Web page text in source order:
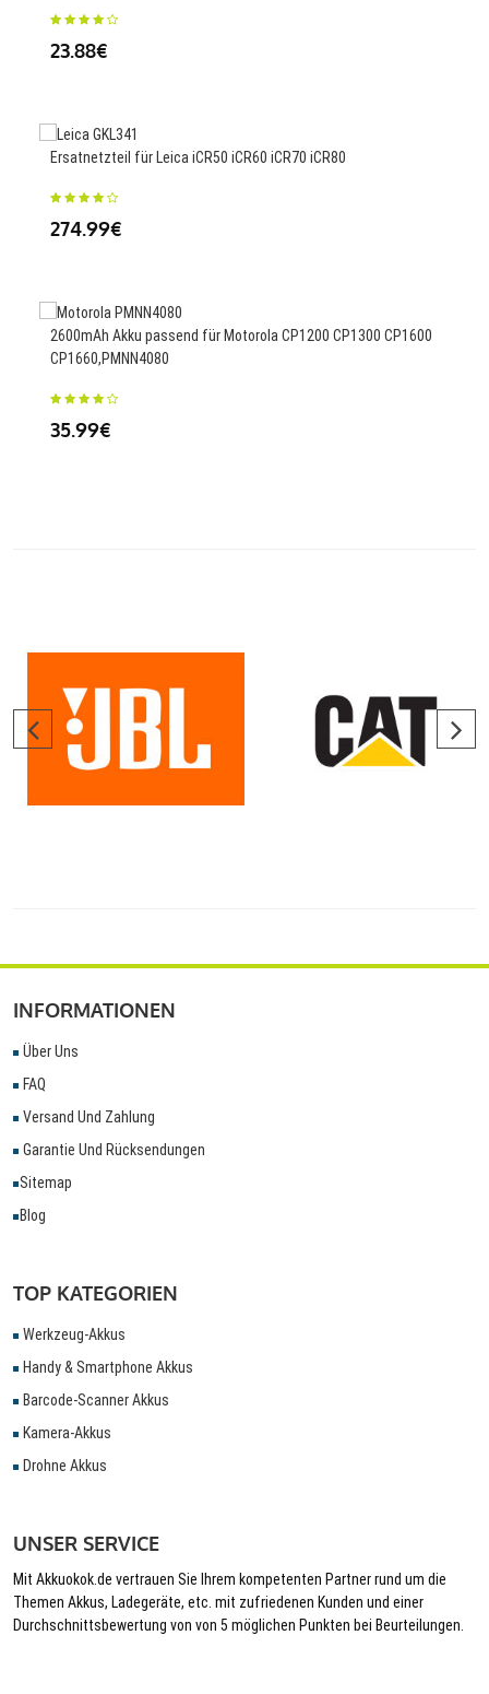
23.88€
Ersatnetzteil für Leica iCR50 iCR60 iCR70 iCR80
274.99€
2600mAh Akku passend für Motorola CP1200 CP1300 CP1600
CP1660,PMNN4080
35.99€
INFORMATIONEN
Über Uns
FAQ
Versand Und Zahlung
Garantie Und Rücksendungen
Sitemap
Blog
TOP KATEGORIEN
Werkzeug-Akkus
Handy & Smartphone Akkus
Barcode-Scanner Akkus
Kamera-Akkus
Drohne Akkus
UNSER SERVICE
Mit Akkuokok.de vertrauen Sie Ihrem kompetenten Partner rund um die
Themen Akkus, Ladegeräte, etc. mit zufriedenen Kunden und einer
Durchschnittsbewertung von von 5 möglichen Punkten bei Beurteilungen.